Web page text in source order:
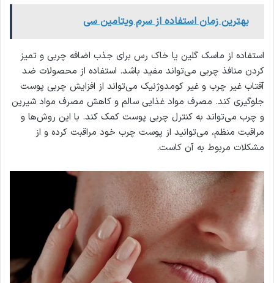
بهترین زمان استفاده از سرم ویتامین سی
استفاده از ماسک گلین یا خاک رس برای جذب اضافه چربی و تمیز
کردن منافذ چربی می‌تواند مفید باشد. استفاده از محصولات ضد
آفتاب غیر چرب و غیر کومدوژنیک می‌تواند از افزایش چربی پوست
جلوگیری کند. مصرف مواد غذایی سالم و کاهش مصرف مواد شیرین
و چرب می‌تواند به کنترل چربی پوست کمک کند. با این روش‌ها و
مراقبت منظم، می‌توانید از پوست چرب خود مراقبت کرده و از
مشکلات مربوط به آن کاست.